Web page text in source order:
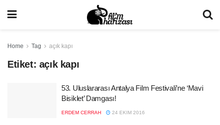
Home Tag açık kapı
Etiket: açık kapı
53. Uluslararası Antalya Film Festivali’ne ‘Mavi
Bisiklet’ Damgası!
ERDEM CERRAH 24 EKIM 2016